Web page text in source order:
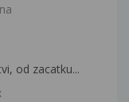
od zacatku...